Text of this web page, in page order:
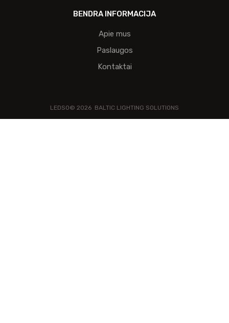
BENDRA INFORMACIJA
Apie mus
Paslaugos
Kontaktai
LEDSO© 2026 BALTIC LIGHTING SOLUTIONS